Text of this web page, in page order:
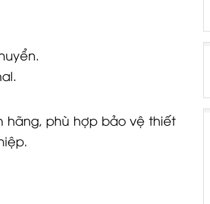
hãng, phù hợp bảo vệ thiết